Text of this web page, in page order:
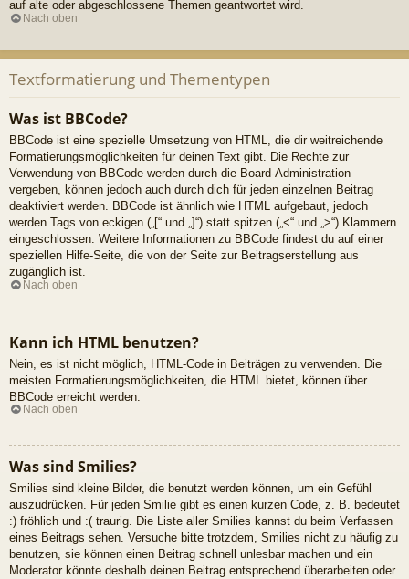
auf alte oder abgeschlossene Themen geantwortet wird.
Nach oben
Textformatierung und Thementypen
Was ist BBCode?
BBCode ist eine spezielle Umsetzung von HTML, die dir weitreichende
Formatierungsmöglichkeiten für deinen Text gibt. Die Rechte zur
Verwendung von BBCode werden durch die Board-Administration
vergeben, können jedoch auch durch dich für jeden einzelnen Beitrag
deaktiviert werden. BBCode ist ähnlich wie HTML aufgebaut, jedoch
werden Tags von eckigen („[“ und „]“) statt spitzen („<“ und „>“) Klammern
eingeschlossen. Weitere Informationen zu BBCode findest du auf einer
speziellen Hilfe-Seite, die von der Seite zur Beitragserstellung aus
zugänglich ist.
Nach oben
Kann ich HTML benutzen?
Nein, es ist nicht möglich, HTML-Code in Beiträgen zu verwenden. Die
meisten Formatierungsmöglichkeiten, die HTML bietet, können über
BBCode erreicht werden.
Nach oben
Was sind Smilies?
Smilies sind kleine Bilder, die benutzt werden können, um ein Gefühl
auszudrücken. Für jeden Smilie gibt es einen kurzen Code, z. B. bedeutet
:) fröhlich und :( traurig. Die Liste aller Smilies kannst du beim Verfassen
eines Beitrags sehen. Versuche bitte trotzdem, Smilies nicht zu häufig zu
benutzen, sie können einen Beitrag schnell unlesbar machen und ein
Moderator könnte deshalb deinen Beitrag entsprechend überarbeiten oder